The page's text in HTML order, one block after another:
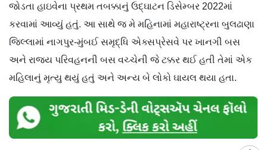
જોડતા હાઇવેના પ્રથમ તબક્કાનું ઉદ્ઘાટન ડિસેમ્બર 2022માં
કરવામાં આવ્યું હતું. આ સાથે જ મે મહિનામાં મહારાષ્ટ્રના બુલઢાણા
જિલ્લામાં નાગપુર-મુંબઈ સમૃદ્ધિ એક્સપ્રેસવે પર ખાનગી બસ
અને રાજ્ય પરિવહનની બસ વચ્ચેની જે ટક્કર થઈ હતી તેમાં એક
મહિલાનું મૃત્યુ થયું હતું અને અન્ય બે લોકો ઘાયલ થયા હતા.